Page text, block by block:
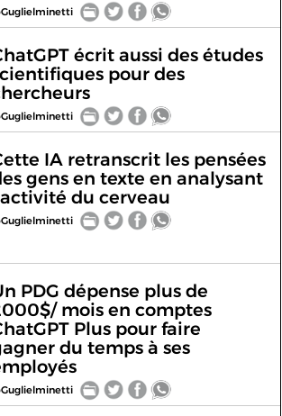
écrit aussi des études
pour des
IA retranscrit les pensées
gens en texte en analysant
du cerveau
PDG dépense plus de
mois en comptes
Plus pour faire
du temps à ses